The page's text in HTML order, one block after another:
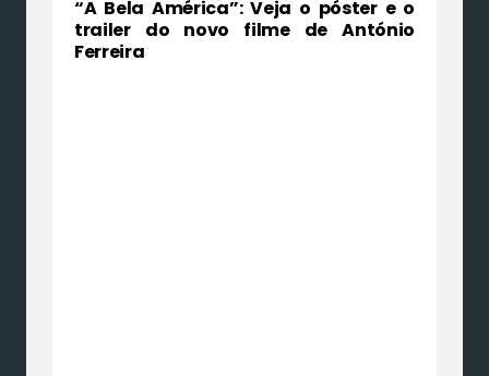
“A Bela América”: Veja o póster e o
trailer do novo filme de António
Ferreira